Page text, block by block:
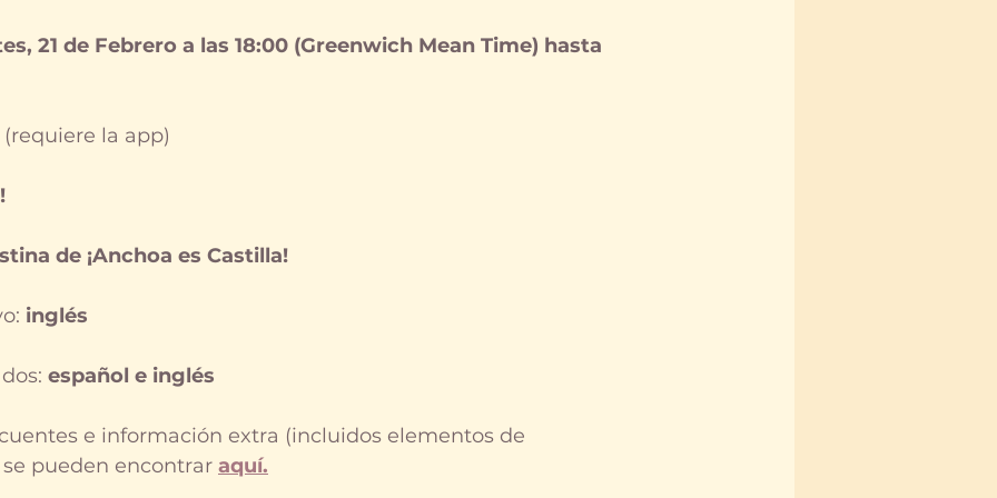
21 de Febrero a las 18:00 (Greenwich Mean Time) hasta
(requiere la app)
de ¡Anchoa es Castilla!
inglés
español e inglés
e información extra (incluidos elementos de
pueden encontrar aquí.